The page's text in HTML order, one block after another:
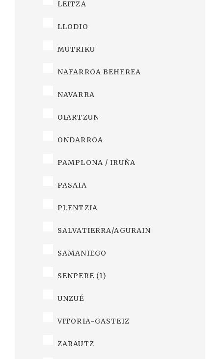
LEITZA
LLODIO
MUTRIKU
NAFARROA BEHEREA
NAVARRA
OIARTZUN
ONDARROA
PAMPLONA / IRUÑA
PASAIA
PLENTZIA
SALVATIERRA/AGURAIN
SAMANIEGO
SENPERE (1)
UNZUÉ
VITORIA-GASTEIZ
ZARAUTZ